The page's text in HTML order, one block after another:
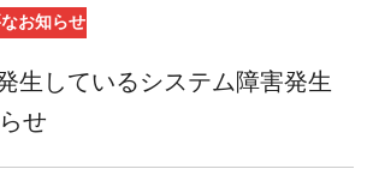
お知らせ
生しているシステム障害発生
せ